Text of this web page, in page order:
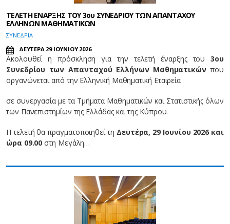
ΤΕΛΕΤΗ ΕΝΑΡΞΗΣ ΤΟΥ 3ου ΣΥΝΕΔΡΙΟΥ ΤΩΝ ΑΠΑΝΤΑΧΟΥ
ΕΛΛΗΝΩΝ ΜΑΘΗΜΑΤΙΚΩΝ
ΣΥΝΕΔΡΙΑ
ΔΕΥΤΕΡΑ 29 ΙΟΥΝΙΟΥ 2026
Ακολουθεί η πρόσκληση για την τελετή έναρξης του3ου
Συνεδρίου των Απανταχού Ελλήνων Μαθηματικών που
οργανώνεται από την Ελληνική Μαθηματική Εταιρεία
σε συνεργασία με τα Τμήματα Μαθηματικών και Στατιστικής όλων
των Πανεπιστημίων της Ελλάδας και της Κύπρου.
Η τελετή θα πραγματοποιηθεί τη Δευτέρα, 29 Ιουνίου 2026 και
ώρα 09.00 στη Μεγάλη…